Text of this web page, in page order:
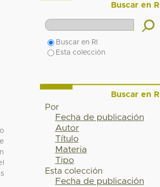
Buscar en RI
Buscar en RI
Esta colección
Buscar en RI
Por
Fecha de publicación
Autor
Título
Materia
Tipo
Esta colección
Fecha de publicación